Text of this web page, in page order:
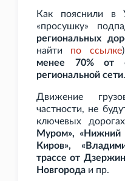
Как пояснили в
«просушку»
региональных
найти по ссылке
менее 70% от
региональной сети.
Движение
частности, не
ключевых
Муром»,
Киров»,
трассе от
Новгорода и пр.